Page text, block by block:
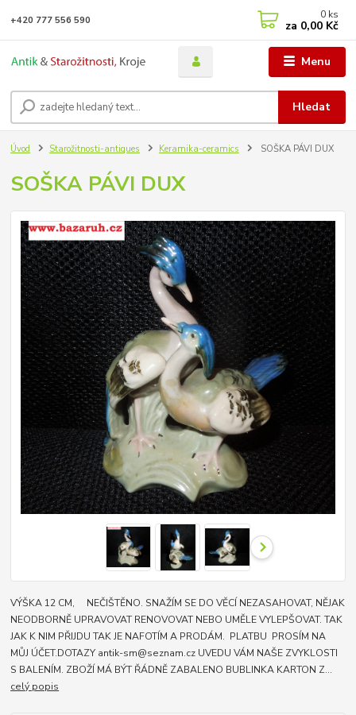
Menu
Hledat
+420 777 556 590 0 ks
za 0,00 Kč
Úvod Starožitnosti-antiques Keramika-ceramics SOŠKA PÁVI DUX
SOŠKA PÁVI DUX
VÝŠKA 12 CM, NEČIŠTĚNO. SNAŽÍM SE DO VĚCÍ NEZASAHOVAT, NĚJAK
NEODBORNĚ UPRAVOVAT RENOVOVAT NEBO UMĚLE VYLEPŠOVAT. TAK
JAK K NIM PŘIJDU TAK JE NAFOTÍM A PRODÁM. PLATBU PROSÍM NA
MŮJ ÚČET.DOTAZY antik-sm@seznam.cz UVEDU VÁM NAŠE ZVYKLOSTI
S BALENÍM. ZBOŽÍ MÁ BÝT ŘÁDNĚ ZABALENO BUBLINKA KARTON Z...
celý popis